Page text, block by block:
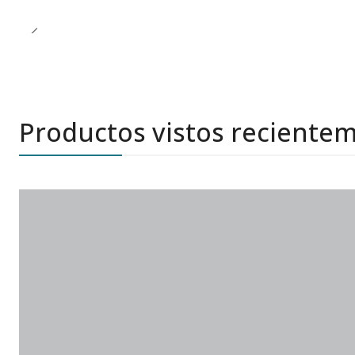
Productos vistos